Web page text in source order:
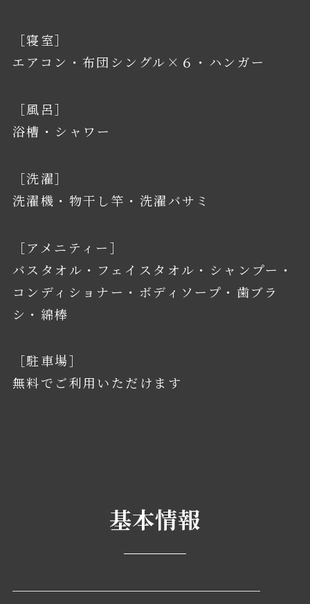
［寝室］
エアコン・布団シングル×６・ハンガー
［風呂］
浴槽・シャワー
［洗濯］
洗濯機・物干し竿・洗濯バサミ
［アメニティー］
バスタオル・フェイスタオル・シャンプー・
コンディショナー・ボディソープ・歯ブラ
シ・綿棒
［駐車場］
無料でご利用いただけます
基本情報